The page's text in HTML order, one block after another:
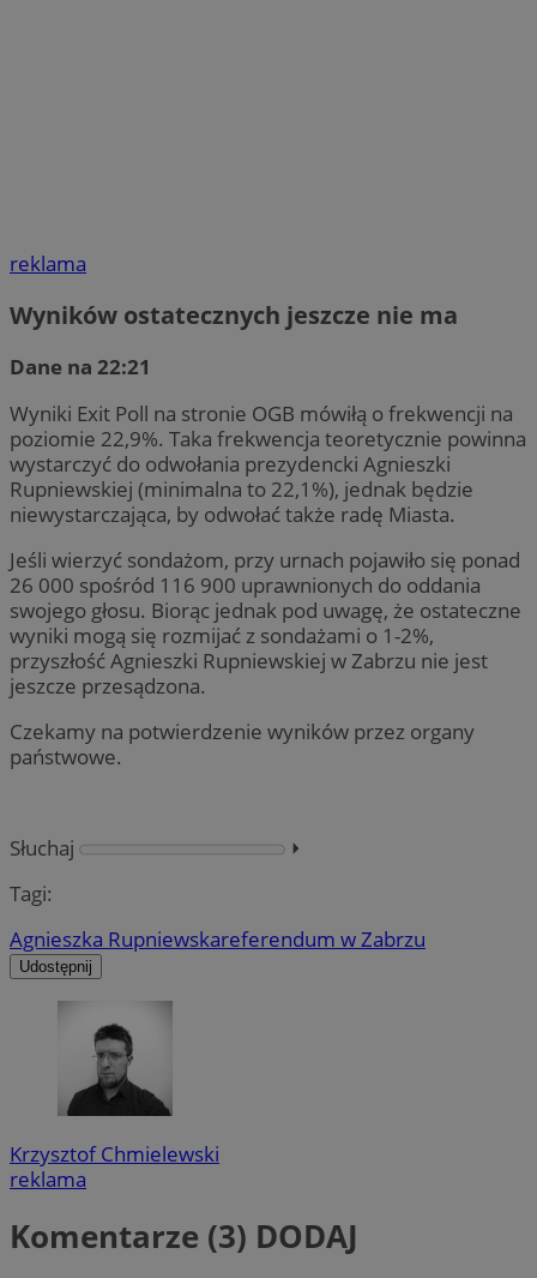
reklama
Wyników ostatecznych jeszcze nie ma
Dane na 22:21
Wyniki Exit Poll na stronie OGB mówiłą o frekwencji na
poziomie 22,9%. Taka frekwencja teoretycznie powinna
wystarczyć do odwołania prezydencki Agnieszki
Rupniewskiej (minimalna to 22,1%), jednak będzie
niewystarczająca, by odwołać także radę Miasta.
Jeśli wierzyć sondażom, przy urnach pojawiło się ponad
26 000 spośród 116 900 uprawnionych do oddania
swojego głosu. Biorąc jednak pod uwagę, że ostateczne
wyniki mogą się rozmijać z sondażami o 1-2%,
przyszłość Agnieszki Rupniewskiej w Zabrzu nie jest
jeszcze przesądzona.
Czekamy na potwierdzenie wyników przez organy
państwowe.
Słuchaj
⏵︎
Tagi:
Agnieszka Rupniewskareferendum w Zabrzu
Udostępnij
Krzysztof Chmielewski
reklama
Komentarze (3) DODAJ